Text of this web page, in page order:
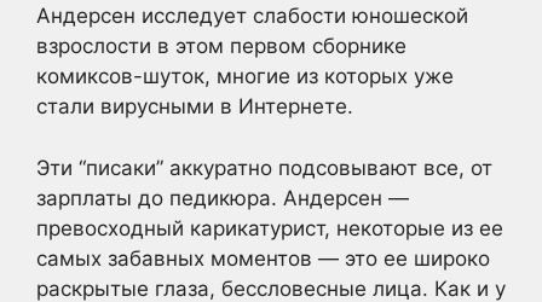
Андерсен исследует слабости юношеской
взрослости в этом первом сборнике
комиксов-шуток, многие из которых уже
стали вирусными в Интернете.
Эти “писаки” аккуратно подсовывают все, от
зарплаты до педикюра. Андерсен —
превосходный карикатурист, некоторые из ее
самых забавных моментов — это ее широко
раскрытые глаза, бессловесные лица. Как и у